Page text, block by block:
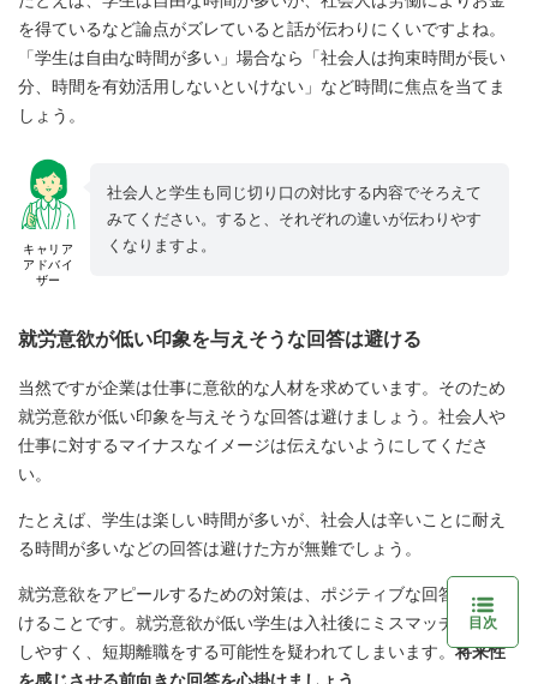
を得ているなど論点がズレていると話が伝わりにくいですよね。
「学生は自由な時間が多い」場合なら「社会人は拘束時間が長い
分、時間を有効活用しないといけない」など時間に焦点を当てま
しょう。
キャリア
アドバイ
ザー
社会人と学生も同じ切り口の対比する内容でそろえて
みてください。すると、それぞれの違いが伝わりやす
くなりますよ。
就労意欲が低い印象を与えそうな回答は避ける
当然ですが企業は仕事に意欲的な人材を求めています。そのため
就労意欲が低い印象を与えそうな回答は避けましょう。社会人や
仕事に対するマイナスなイメージは伝えないようにしてくださ
い。
たとえば、学生は楽しい時間が多いが、社会人は辛いことに耐え
る時間が多いなどの回答は避けた方が無難でしょう。
就労意欲をアピールするための対策は、ポジティブな回答を心掛
けることです。就労意欲が低い学生は入社後にミスマッチを起こ
しやすく、短期離職をする可能性を疑われてしまいます。将来性
を感じさせる前向きな回答を心掛けましょう
目次